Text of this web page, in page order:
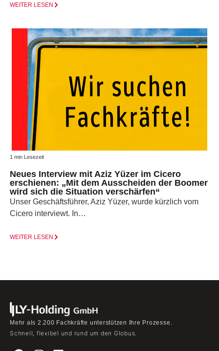
WEITER LESEN
1 min Lesezeit
Neues Interview mit Aziz Yüzer im Cicero
erschienen: „Mit dem Ausscheiden der Boomer
wird sich die Situation verschärfen“
Unser Geschäftsführer, Aziz Yüzer, wurde kürzlich vom
Cicero interviewt. In…
WEITER LESEN
Mehr als 2.200 Fachkräfte unterstützen Ihre Prozesse.
Schnell, flexibel und rund um den Globus.